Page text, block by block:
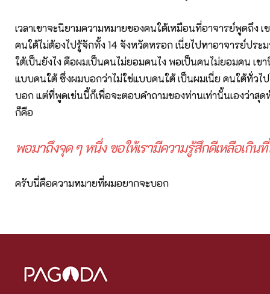
เวลาเขาจะนิยามความหมายของคนใต้เหมือนที่อาจารย์พูดถึง เ
คนใต้ไม่ต้องไปรู้จักทั้ง 14 จังหวัดหรอก เนี่ยไปหาอาจารย์ประ
ใต้เป็นยังไง คือผมเป็นคนไม่ยอมคนไง พอเป็นคนไม่ยอมคน เข
แบบคนใต้ ซึ่งผมบอกว่าไม่ใช่แบบคนใต้ เป็นผมเนี่ย คนใต้ทั่วไ
บอก แต่ที่พูดเช่นนี้ก็เพื่อจะตอบคำถามของท่านเท่านั้นเองว่าสุ
ก็คือ
พอมาถึงจุด ๆ หนึ่ง ขอให้เรามีความรู้สึกดีเหลือเกิน
ครับนี่คือความหมายที่ผมอยากจะบอก